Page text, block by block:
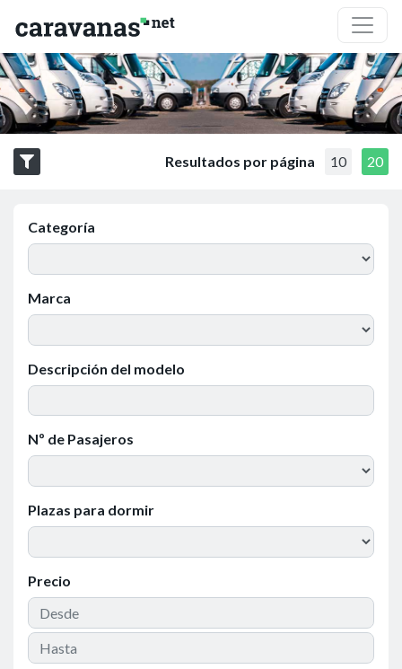
Resultados por página 10 20
Categoría
Marca
Descripción del modelo
Nº de Pasajeros
Plazas para dormir
Precio